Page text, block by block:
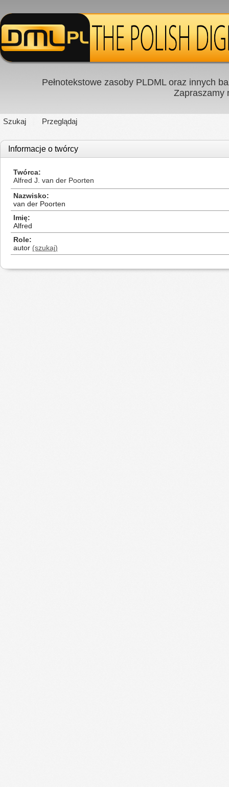
Pełnotekstowe zasoby PLDML oraz innych
Zapraszamy
Szukaj Przeglądaj
Informacje o twórcy
Twórca
Alfred J. van der Poorten
Nazwisko
van der Poorten
Imię
Alfred
Role
autor (szukaj)